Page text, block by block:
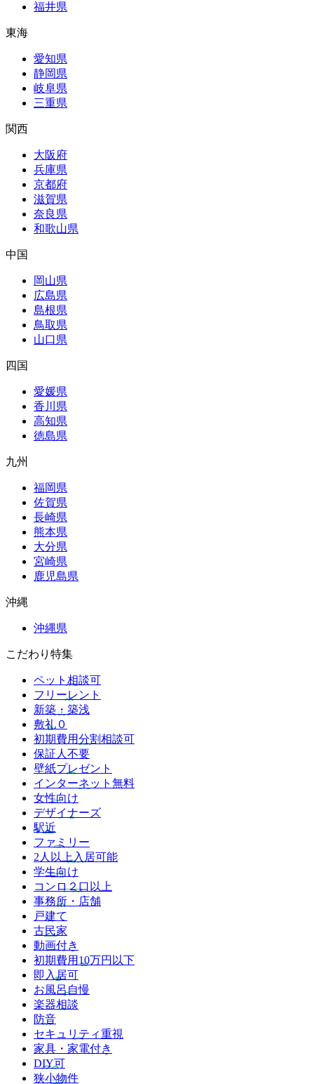
福井県
東海
愛知県
静岡県
岐阜県
三重県
関西
大阪府
兵庫県
京都府
滋賀県
奈良県
和歌山県
中国
岡山県
広島県
島根県
鳥取県
山口県
四国
愛媛県
香川県
高知県
徳島県
九州
福岡県
佐賀県
長崎県
熊本県
大分県
宮崎県
鹿児島県
沖縄
沖縄県
こだわり特集
ペット相談可
フリーレント
新築・築浅
敷礼０
初期費用分割相談可
保証人不要
壁紙プレゼント
インターネット無料
女性向け
デザイナーズ
駅近
ファミリー
2人以上入居可能
学生向け
コンロ２口以上
事務所・店舗
戸建て
古民家
動画付き
初期費用10万円以下
即入居可
お風呂自慢
楽器相談
防音
セキュリティ重視
家具・家電付き
DIY可
狭小物件